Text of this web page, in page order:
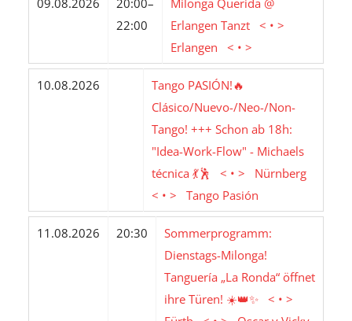
09.08.2026
20:00–
22:00
Milonga Querida @
Erlangen Tanzt < • >
Erlangen < • >
10.08.2026
Tango PASIÓN!🔥
Clásico/Nuevo-/Neo-/Non-
Tango! +++ Schon ab 18h:
"Idea-Work-Flow" - Michaels
técnica 💃🕺 < • > Nürnberg
< • > Tango Pasión
11.08.2026 20:30
Sommerprogramm:
Dienstags-Milonga!
Tanguería „La Ronda“ öffnet
ihre Türen! ☀️👑✨ < • >